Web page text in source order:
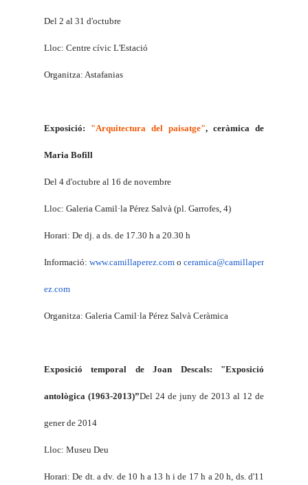
Del 2 al 31 d'octubre
Lloc: Centre cívic L'Estació
Organitza: Astafanias
Exposició: "Arquitectura del paisatge", ceràmica de
Maria Bofill
Del 4 d'octubre al 16 de novembre
Lloc: Galeria Camil·la Pérez Salvà (pl. Garrofes, 4)
Horari: De dj. a ds. de 17.30 h a 20.30 h
Informació: www.camillaperez.com o ceramica@camillaper
ez.com
Organitza: Galeria Camil·la Pérez Salvà Ceràmica
Exposició temporal deJoan Descals: "Exposició
antològica (1963-2013)”Del 24 de juny de 2013 al 12 de
gener de 2014
Lloc: Museu Deu
Horari: De dt. a dv. de 10 h a 13 h i de 17 h a 20 h, ds. d'11